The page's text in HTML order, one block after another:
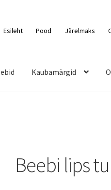
Esileht Pood Järelmaks
Kaubamärgid
Beebi lips